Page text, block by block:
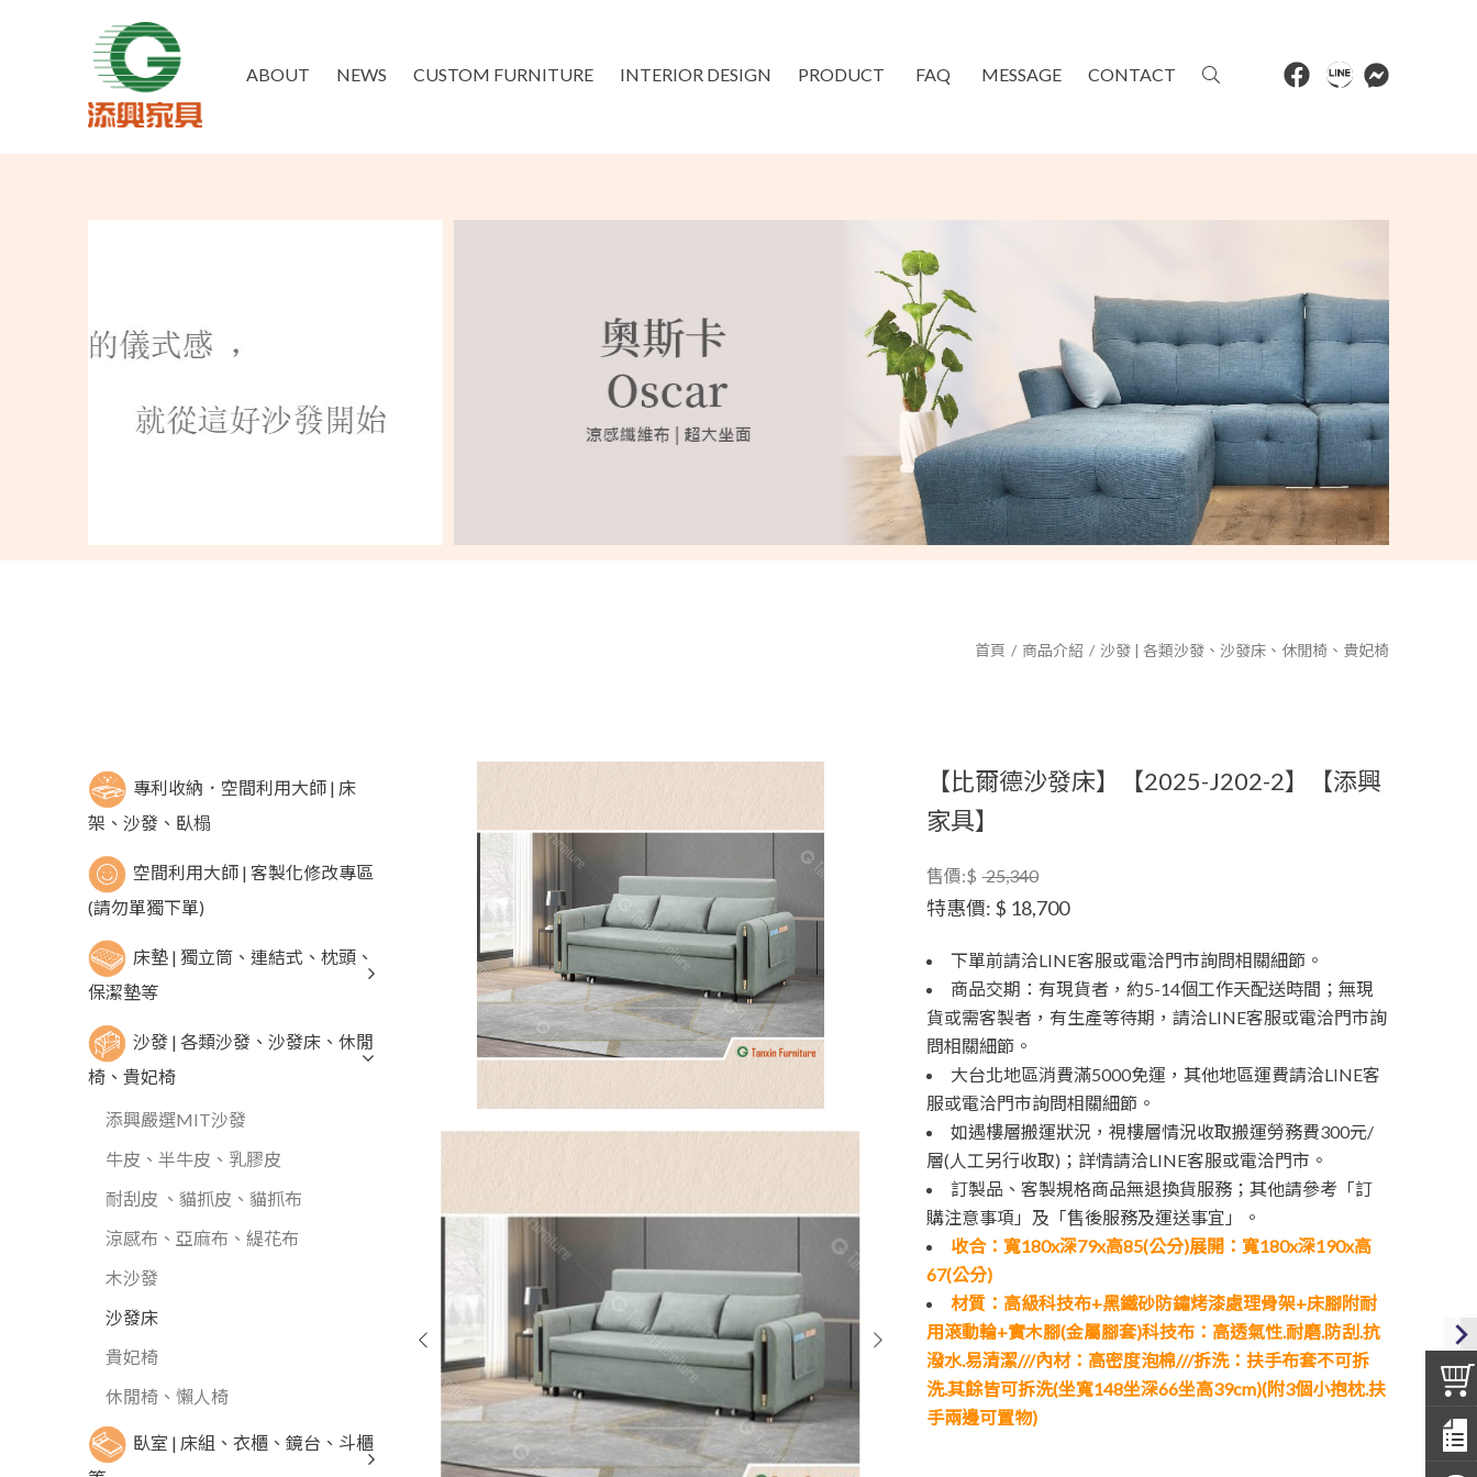
ABOUT NEWS CUSTOM FURNITURE INTERIOR DESIGN PRODUCT FAQ MESSAGE CONTACT
首頁 商品介紹 沙發 | 各類沙發、沙發床、休閒椅、貴妃椅
專利收納．空間利用大師 | 床
架、沙發、臥榻
空間利用大師 | 客製化修改專區
(請勿單獨下單)
床墊 | 獨立筒、連結式、枕頭、
保潔墊等
沙發 | 各類沙發、沙發床、休閒
椅、貴妃椅
添興嚴選MIT沙發
牛皮、半牛皮、乳膠皮
耐刮皮 、貓抓皮、貓抓布
涼感布、亞麻布、緹花布
木沙發
沙發床
貴妃椅
休閒椅、懶人椅
臥室 | 床組、衣櫃、鏡台、斗櫃
【比爾德沙發床】【2025-J202-2】【添興
家具】
售價:$ 25,340
特惠價: $ 18,700
下單前請洽LINE客服或電洽門市詢問相關細節。
商品交期：有現貨者，約5-14個工作天配送時間；無現
貨或需客製者，有生產等待期，請洽LINE客服或電洽門市詢
問相關細節。
大台北地區消費滿5000免運，其他地區運費請洽LINE客
服或電洽門市詢問相關細節。
如遇樓層搬運狀況，視樓層情況收取搬運勞務費300元/
層(人工另行收取)；詳情請洽LINE客服或電洽門市。
訂製品、客製規格商品無退換貨服務；其他請參考「訂
購注意事項」及「售後服務及運送事宜」。
收合：寬180x深79x高85(公分)展開：寬180x深190x高
67(公分)
材質：高級科技布+黑鐵砂防鏽烤漆處理骨架+床腳附耐
用滾動輪+實木腳(金屬腳套)科技布：高透氣性.耐磨.防刮.抗
潑水.易清潔///內材：高密度泡棉///拆洗：扶手布套不可拆
洗.其餘皆可拆洗(坐寬148坐深66坐高39cm)(附3個小抱枕.扶
手兩邊可置物)